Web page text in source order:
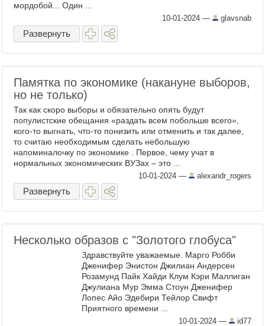
мордобой... Один ...
10-01-2024 — glavsnab
Развернуть
Памятка по экономике (накануне выборов,
но не только)
Так как скоро выборы и обязательно опять будут
популистские обещания «раздать всем побольше всего»,
кого-то выгнать, что-то понизить или отменить и так далее,
то считаю необходимым сделать небольшую
напоминалочку по экономике . Первое, чему учат в
нормальных экономических ВУЗах – это ...
10-01-2024 — alexandr_rogers
Развернуть
Несколько образов с "Золотого глобуса"
Здравствуйте уважаемые. Марго Робби
Дженифер Энистон Джилиан Андерсен
Розамунд Пайк Хайди Клум Кэри Маллиган
Джулиана Мур Эмма Стоун Дженифер
Лопес Айо Эдебири Тейлор Свифт
Приятного времени ...
10-01-2024 — id77